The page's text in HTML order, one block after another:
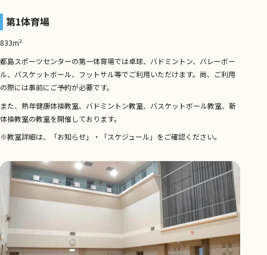
第1体育場
833m²
都島スポーツセンターの第一体育場では卓球、バドミントン、バレーボー
ル、バスケットボール、フットサル等でご利用いただけます。尚、ご利用
の際には事前にご予約が必要です。
また、熟年健康体操教室、バドミントン教室、バスケットボール教室、新
体操教室の教室を開催しております。
※教室詳細は、「お知らせ」・「スケジュール」をご確認ください。